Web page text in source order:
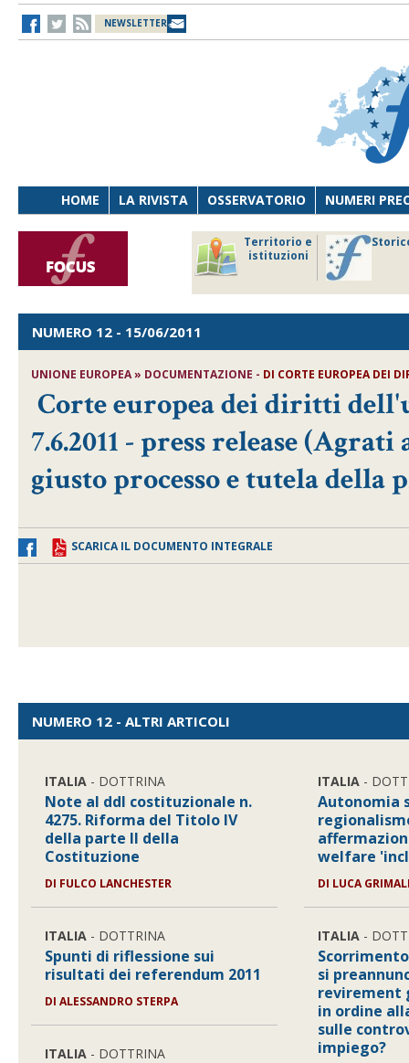
NEWSLETTER
HOME LA RIVISTA OSSERVATORIO NUMERI
Territorio e
istituzioni
NUMERO 12 - 15/06/2011
UNIONE EUROPEA » DOCUMENTAZIONE - DI CORTE EUROPEA DEI
Corte europea dei diritti
7.6.2011 - press release
giusto processo e tutela della
SCARICA IL DOCUMENTO INTEGRALE
NUMERO 12 - ALTRI ARTICOLI
ITALIA - DOTTRINA
Note al ddl costituzionale n.
4275. Riforma del Titolo IV
della parte II della
Costituzione
DI FULCO LANCHESTER
ITALIA - DOTTRINA
Spunti di riflessione sui
risultati dei referendum 2011
DI ALESSANDRO STERPA
ITALIA - DOTTRINA
ITALIA -
Autonomia
welfare
DI LUCA
ITALIA -
si
revirement
in ordine
sulle
impiego?